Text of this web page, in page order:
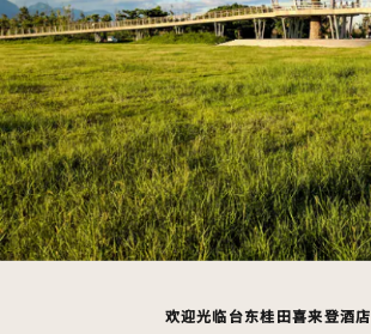
欢迎光临台东桂田喜来登酒店